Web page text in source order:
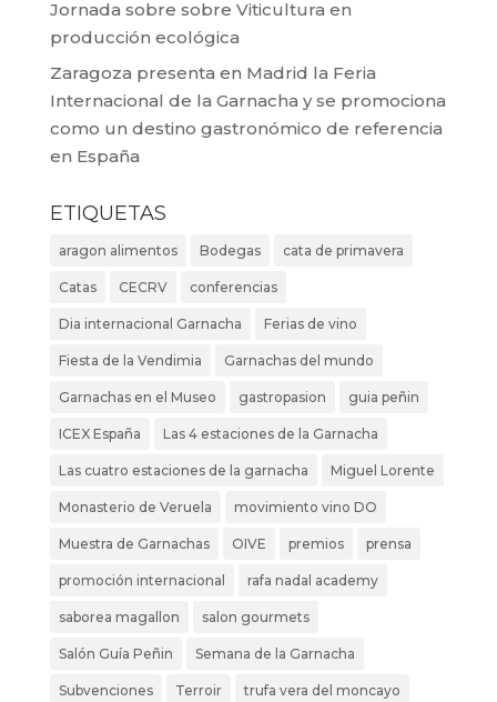
Jornada sobre sobre Viticultura en
producción ecológica
Zaragoza presenta en Madrid la Feria
Internacional de la Garnacha y se promociona
como un destino gastronómico de referencia
en España
ETIQUETAS
aragon alimentos Bodegas cata de primavera
Catas CECRV conferencias
Dia internacional Garnacha Ferias de vino
Fiesta de la Vendimia Garnachas del mundo
Garnachas en el Museo gastropasion guia peñin
ICEX España Las 4 estaciones de la Garnacha
Las cuatro estaciones de la garnacha Miguel Lorente
Monasterio de Veruela movimiento vino DO
Muestra de Garnachas OIVE premios prensa
promoción internacional rafa nadal academy
saborea magallon salon gourmets
Salón Guía Peñin Semana de la Garnacha
Subvenciones Terroir trufa vera del moncayo